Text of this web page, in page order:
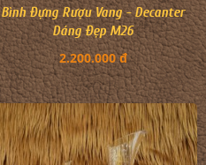
Bình Đựng Rượu Vang - Decanter
Dáng Đẹp M26
2.200.000 đ